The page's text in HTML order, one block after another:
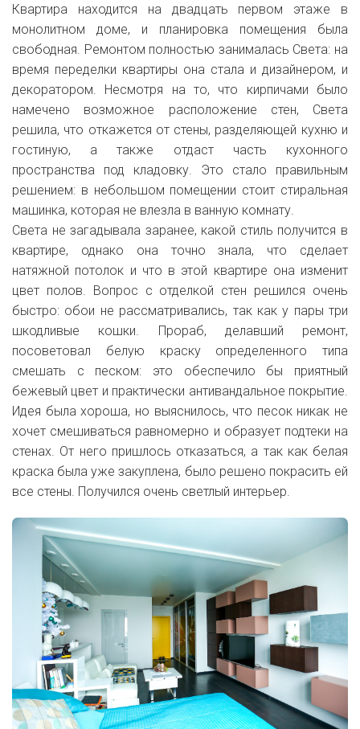
Квартира находится на двадцать первом этаже в
монолитном доме, и планировка помещения была
свободная. Ремонтом полностью занималась Света: на
время переделки квартиры она стала и дизайнером, и
декоратором. Несмотря на то, что кирпичами было
намечено возможное расположение стен, Света
решила, что откажется от стены, разделяющей кухню и
гостиную, а также отдаст часть кухонного
пространства под кладовку. Это стало правильным
решением: в небольшом помещении стоит стиральная
машинка, которая не влезла в ванную комнату.
Света не загадывала заранее, какой стиль получится в
квартире, однако она точно знала, что сделает
натяжной потолок и что в этой квартире она изменит
цвет полов. Вопрос с отделкой стен решился очень
быстро: обои не рассматривались, так как у пары три
шкодливые кошки. Прораб, делавший ремонт,
посоветовал белую краску определенного типа
смешать с песком: это обеспечило бы приятный
бежевый цвет и практически антивандальное покрытие.
Идея была хороша, но выяснилось, что песок никак не
хочет смешиваться равномерно и образует подтеки на
стенах. От него пришлось отказаться, а так как белая
краска была уже закуплена, было решено покрасить ей
все стены. Получился очень светлый интерьер.